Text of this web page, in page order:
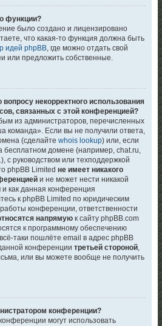
функции?
было создано и лицензировано
что какая-то функция должна быть
идей phpBB, где можно отдать свой
или предложить собственные.
некорректного использования
связанных с этой конференцией?
из администраторов, перечисленных
команда». Если вы не получили ответа,
(сделайтеwhois lookup) или, если
бесплатном домене (например, chat.ru,
с руководством или техподдержкой
phpBB Limitedне имеет никакого
и не может нести никакой
и как данная конференция
к phpBB Limited по юридическим
конференции, ответственности
напрямую к сайту phpBB.com
к программному обеспечению
таки пошлёте email в адрес phpBB
конференциитретьей стороной,
или вы можете вообще не получить
конференции?
могут использовать